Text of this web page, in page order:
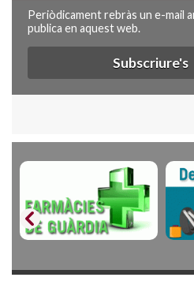
Periòdicament rebràs un e-mail
publica en aquest web.
Subscriure's